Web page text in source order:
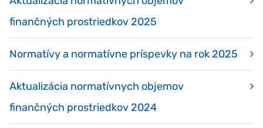
finančných prostriedkov 2025
Normatívy a normatívne príspevky na rok 2025
Aktualizácia normatívnych objemov
finančných prostriedkov 2024